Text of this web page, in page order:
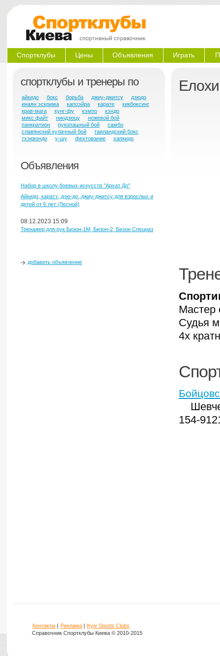
Спортклубы Цены Объявления Играть
спортклубы и тренеры по
айкидо бокс борьба джиу-джитсу
дзюдо
инаян эскрима
капоэйра карате
кикбоксинг
крав-мага
кунг-фу кэмпо
кэндо
микс файт
ниндзюцу
ножевой бой
панкратион
рукопашный бой
самбо
славянский кулачный бой
таиландский бокс
тхэквондо
у-шу фехтование хапкидо
Объявления
Набор в школу боевых искусств "Архат До"
Айкидо, каратэ, дзю-до, джиу-джитсу для взрослых и
детей от 6 лет (Лесной)
08.12.2023 15:09
Тренажер для рук Бизон-1М, Бизон-2, Бизон Спецназ
добавить объявление
Мастер
Cудья
4х
154-
Контакты | Реклама | Kyiv Sports Clubs
Справочник Спортклубы Киева © 2010-2015